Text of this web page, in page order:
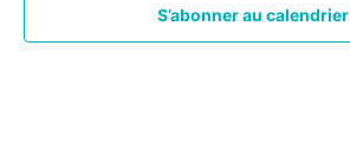
S’abonner au calendrier